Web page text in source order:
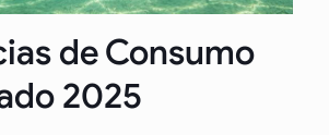
de Consumo
2025